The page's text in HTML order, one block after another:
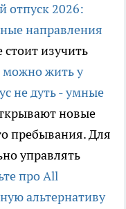
отпуск 2026:
направления
стоит изучить
можно жить у
не дуть - умные
новые
пребывания. Для
управлять
про All
альтернативу